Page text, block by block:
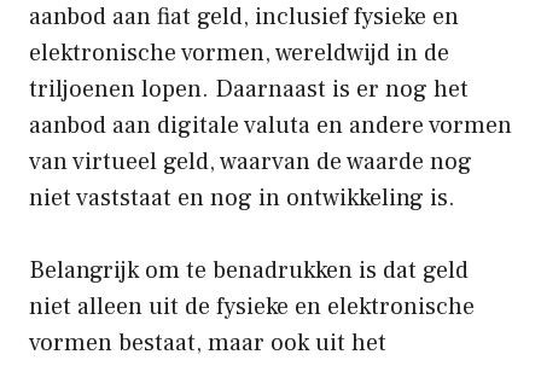
aanbod aan fiat geld, inclusief fysieke en
elektronische vormen, wereldwijd in de
triljoenen lopen. Daarnaast is er nog het
aanbod aan digitale valuta en andere vormen
van virtueel geld, waarvan de waarde nog
niet vaststaat en nog in ontwikkeling is.
Belangrijk om te benadrukken is dat geld
niet alleen uit de fysieke en elektronische
vormen bestaat, maar ook uit het